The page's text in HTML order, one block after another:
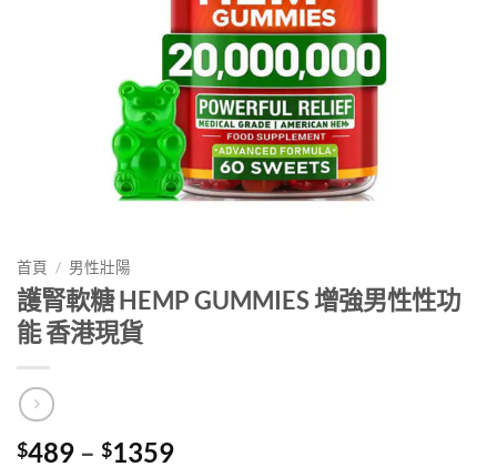
首頁 / 男性壯陽
護腎軟糖 HEMP GUMMIES 增強男性性功
能 香港現貨
$489 – $1359Price